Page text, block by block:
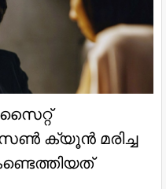
സൺ ക്യൂൻ മരിച്ച